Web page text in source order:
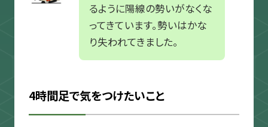
るように陽線の勢いがなくな
ってきています。勢いはかな
り失われてきました。
4時間足で気をつけたいこと